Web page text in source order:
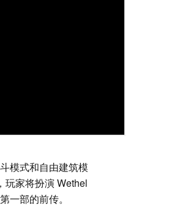
模式和自由建筑模
玩家将扮演 Wethel
一部的前传。